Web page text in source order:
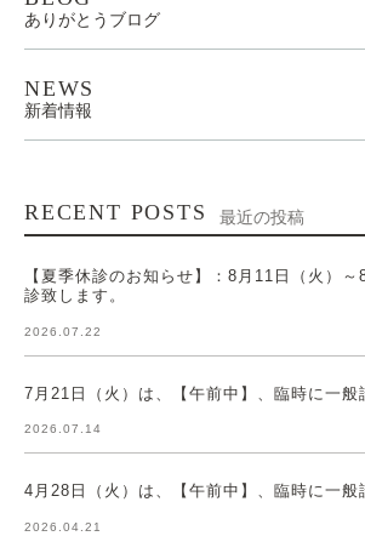
ありがとうブログ
NEWS
新着情報
RECENT POSTS 最近の投稿
【夏季休診のお知らせ】：8月11日（火）
診致します。
2026.07.22
7月21日（火）は、【午前中】、臨時に一般
2026.07.14
4月28日（火）は、【午前中】、臨時に一般
2026.04.21